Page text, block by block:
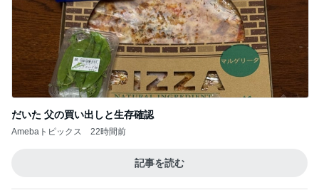
だいた 父の買い出しと生存確認
Amebaトピックス 22時間前
記事を読む